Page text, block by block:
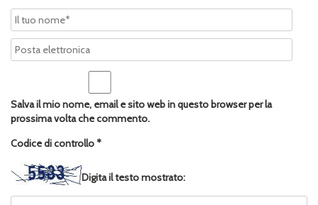
Salva il mio nome, email e sito web in questo browser per la
prossima volta che commento.
Codice di controllo*
Digita il testo mostrato: